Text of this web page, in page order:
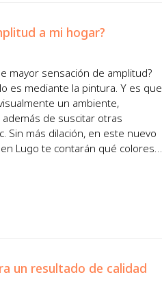
a mi hogar?
mayor sensación de amplitud?
es mediante la pintura. Y es que
un ambiente,
de suscitar otras
Sin más dilación, en este nuevo
Lugo te contarán qué colores
un resultado de calidad